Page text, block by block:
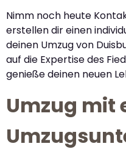
Nimm noch heute
erstellen dir einen
deinen Umzug von
auf die Expertise des
genieße deinen neuen
Umzug mit